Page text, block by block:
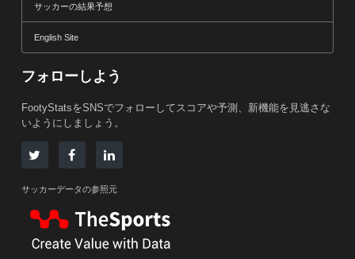
サッカーの結果予想
English Site
フォローしよう
FootyStatsをSNSでフォローしてスコアや予測、新機能を見逃さな
いようにしましょう。
サッカーデータの参照元